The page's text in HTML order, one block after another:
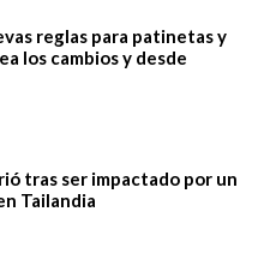
reglas para patinetas y
los cambios y desde
tras ser impactado por un
Tailandia